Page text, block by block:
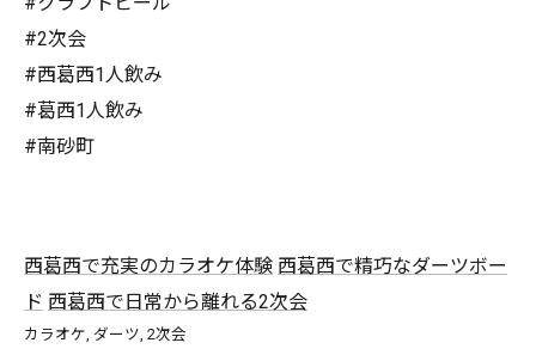
#2次会
#西葛西1人飲み
#葛西1人飲み
#南砂町
西葛西で充実のカラオケ体験 西葛西で精巧なダーツボー
ド 西葛西で日常から離れる2次会
カラオケ ダーツ 2次会